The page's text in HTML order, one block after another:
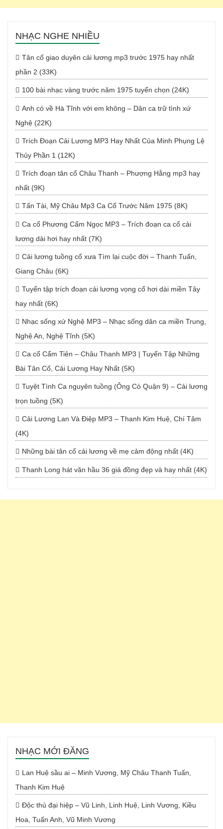
NHẠC NGHE NHIỀU
Tân cổ giao duyên cải lương mp3 trước 1975 hay nhất
phần 2 (33K)
100 bài nhạc vàng trước năm 1975 tuyển chọn (24K)
Anh có về Hà Tĩnh với em không – Dân ca trữ tình xứ
Nghệ (22K)
Trích Đoạn Cải Lương MP3 Hay Nhất Của Minh Phụng Lệ
Thủy Phần 1 (12K)
Trích đoạn tân cổ Châu Thanh – Phượng Hằng mp3 hay
nhất (9K)
Tấn Tài, Mỹ Châu Mp3 Ca Cổ Trước Năm 1975 (8K)
Ca cổ Phương Cẩm Ngọc MP3 – Trích đoạn ca cổ cải
lương dài hơi hay nhất (7K)
Cải lương tuồng cổ xưa Tìm lại cuộc đời – Thanh Tuấn,
Giang Châu (6K)
Tuyển tập trích đoạn cải lương vọng cổ hơi dài miền Tây
hay nhất (6K)
Nhạc sống xứ Nghệ MP3 – Nhạc sống dân ca miền Trung,
Nghệ An, Nghệ Tĩnh (5K)
Ca cổ Cẩm Tiên – Châu Thanh MP3 | Tuyển Tập Những
Bài Tân Cổ, Cải Lương Hay Nhất (5K)
Tuyệt Tình Ca nguyên tuồng (Ông Cò Quận 9) – Cải lương
trọn tuồng (5K)
Cải Lương Lan Và Điệp MP3 – Thanh Kim Huệ, Chí Tâm
(4K)
Những bài tân cổ cải lương về mẹ cảm động nhất (4K)
Thanh Long hát văn hầu 36 giá đồng đẹp và hay nhất (4K)
NHẠC MỚI ĐĂNG
Lan Huệ sầu ai – Minh Vương, Mỹ Châu Thanh Tuấn,
Thanh Kim Huệ
Độc thủ đại hiệp – Vũ Linh, Linh Huệ, Linh Vương, Kiều
Hoa, Tuấn Anh, Vũ Minh Vương